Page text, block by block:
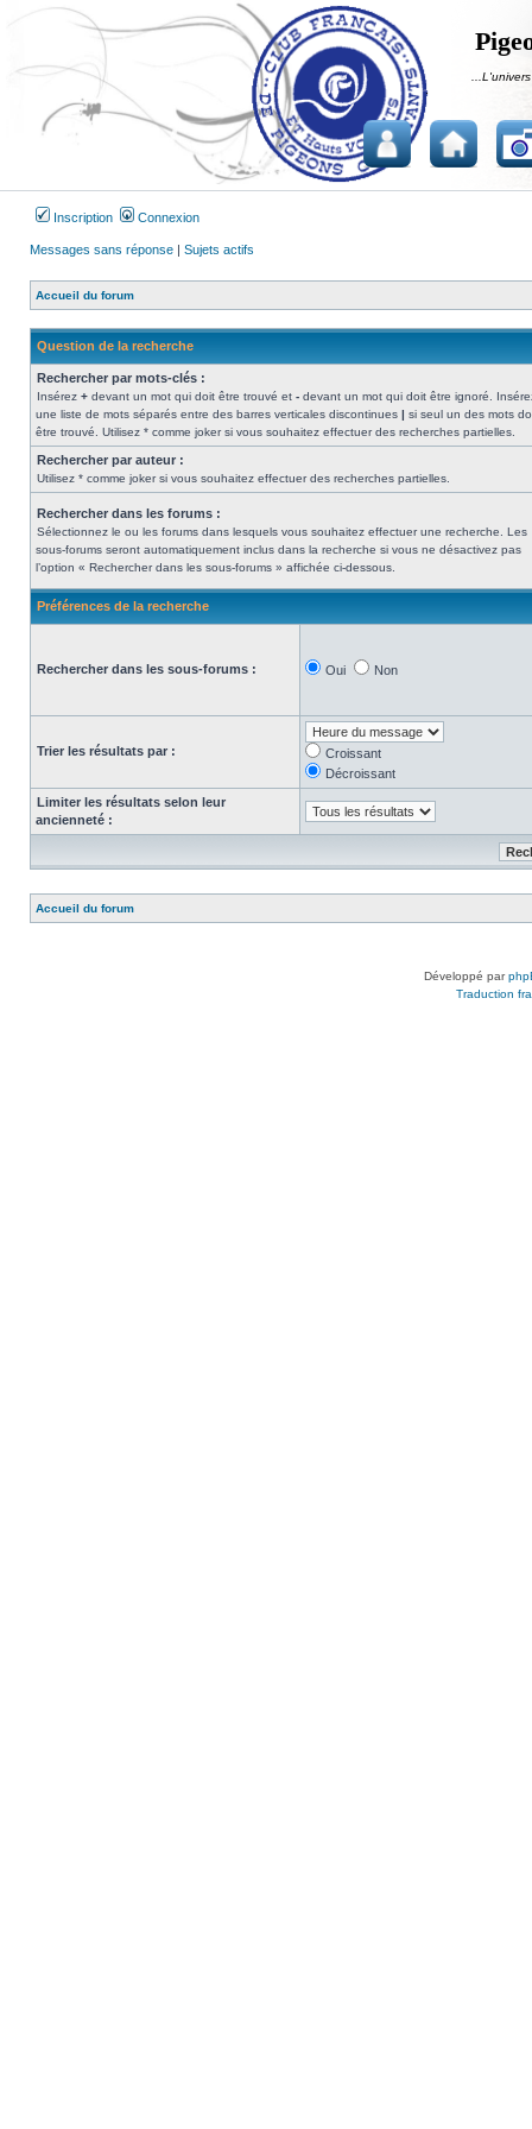
Inscription Connexion
Messages sans réponse | Sujets actifs
Accueil du forum
Question de la recherche
Rechercher par mots-clés :
Insérez + devant un mot qui doit être trouvé et - devant un mot qui doit être ignoré.
une liste de mots séparés entre des barres verticales discontinues | si seul un des mots
être trouvé. Utilisez * comme joker si vous souhaitez effectuer des recherches partielles.
Rechercher par auteur :
Utilisez * comme joker si vous souhaitez effectuer des recherches partielles.
Rechercher dans les forums :
Sélectionnez le ou les forums dans lesquels vous souhaitez effectuer une recherche. Les
sous-forums seront automatiquement inclus dans la recherche si vous ne désactivez pas
l’option « Rechercher dans les sous-forums » affichée ci-dessous.
Préférences de la recherche
Rechercher dans les sous-forums : Oui Non
Trier les résultats par :
Croissant
Décroissant
Limiter les résultats selon leur
ancienneté :
Accueil du forum
Développé par
Traduction